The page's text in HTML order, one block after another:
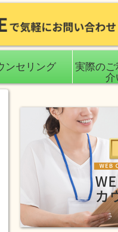
ンセリング
実際の
介